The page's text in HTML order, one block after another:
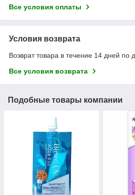
Все условия оплаты
Условия возврата
Возврат товара в течение 14 дней по
Все условия возврата
Подобные товары компании